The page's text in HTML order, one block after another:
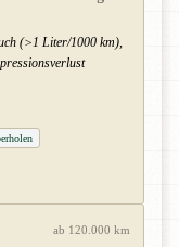
(>1 Liter/1000 km),
ab 120.000 km